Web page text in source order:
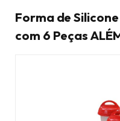
Forma de
com 6 Peças